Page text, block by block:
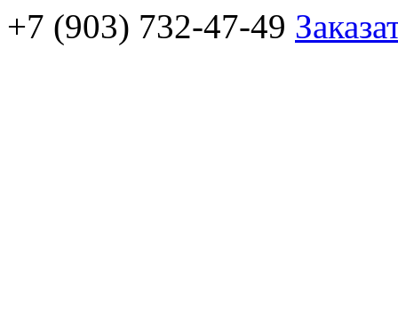
+7 (903) 732-47-49